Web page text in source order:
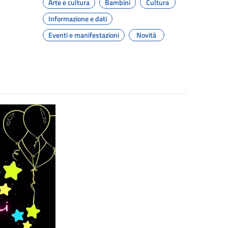
Arte e cultura Bambini
Cultura
Informazione e dati
Eventi e manifestazioni
Novità